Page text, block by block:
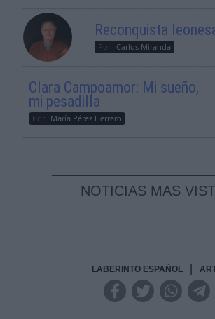
Reconquista
Por Carlos Miranda
Clara Campoamor: Mi sueño,
mi pesadilla
Por María Pérez Herrero
NOTICIAS MAS
LABERINTO ESPAÑOL